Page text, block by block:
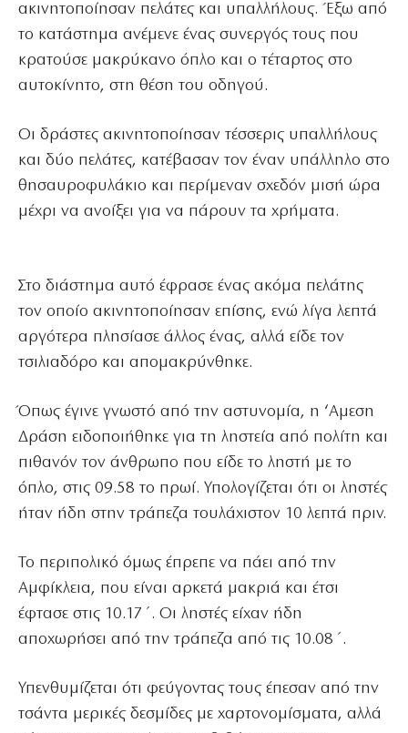
ακινητοποίησαν πελάτες και υπαλλήλους. Έξω από
το κατάστημα ανέμενε ένας συνεργός τους που
κρατούσε μακρύκανο όπλο και ο τέταρτος στο
αυτοκίνητο, στη θέση του οδηγού.
Οι δράστες ακινητοποίησαν τέσσερις υπαλλήλους
και δύο πελάτες, κατέβασαν τον έναν υπάλληλο στο
θησαυροφυλάκιο και περίμεναν σχεδόν μισή ώρα
μέχρι να ανοίξει για να πάρουν τα χρήματα.
Στο διάστημα αυτό έφρασε ένας ακόμα πελάτης
τον οποίο ακινητοποίησαν επίσης, ενώ λίγα λεπτά
αργότερα πλησίασε άλλος ένας, αλλά είδε τον
τσιλιαδόρο και απομακρύνθηκε.
Όπως έγινε γνωστό από την αστυνομία, η ‘Αμεση
Δράση ειδοποιήθηκε για τη ληστεία από πολίτη και
πιθανόν τον άνθρωπο που είδε το ληστή με το
όπλο, στις 09.58 το πρωί. Υπολογίζεται ότι οι ληστές
ήταν ήδη στην τράπεζα τουλάχιστον 10 λεπτά πριν.
Το περιπολικό όμως έπρεπε να πάει από την
Αμφίκλεια, που είναι αρκετά μακριά και έτσι
έφτασε στις 10.17΄. Οι ληστές είχαν ήδη
αποχωρήσει από την τράπεζα από τις 10.08΄.
Υπενθυμίζεται ότι φεύγοντας τους έπεσαν από την
τσάντα μερικές δεσμίδες με χαρτονομίσματα, αλλά